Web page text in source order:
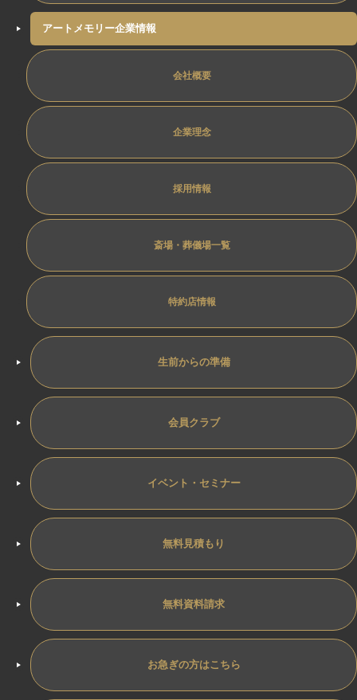
アートメモリー企業情報
会社概要
企業理念
採用情報
斎場・葬儀場一覧
特約店情報
生前からの準備
会員クラブ
イベント・セミナー
無料見積もり
無料資料請求
お急ぎの方はこちら